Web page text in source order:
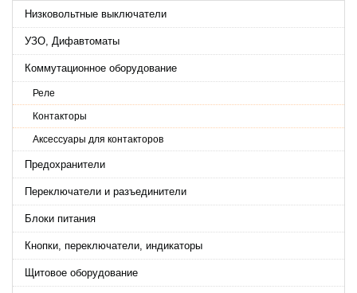
Низковольтные выключатели
УЗО, Дифавтоматы
Коммутационное оборудование
Реле
Контакторы
Аксессуары для контакторов
Предохранители
Переключатели и разъединители
Блоки питания
Кнопки, переключатели, индикаторы
Щитовое оборудование